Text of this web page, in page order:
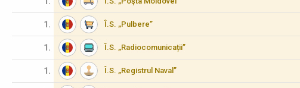
1. Î.S. „Pulbere”
1. Î.S. „Radiocomunicații”
1. Î.S. „Registrul Naval”